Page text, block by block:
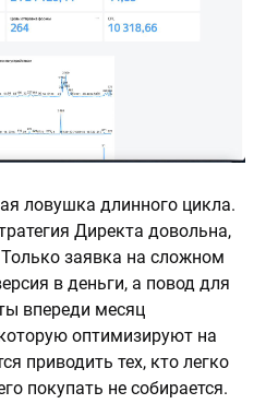
ловушка длинного цикла.
Директа довольна,
Только заявка на сложном
в деньги, а повод для
впереди месяц
оптимизируют на
приводить тех, кто легко
покупать не собирается.